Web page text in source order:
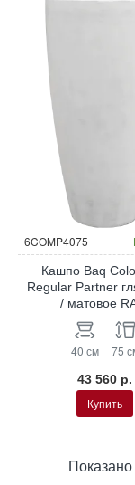
6COMP4075
Кашпо Baq
Regular Partner
/ матовое
40 см 75
43 560 р.
Купить
Показано